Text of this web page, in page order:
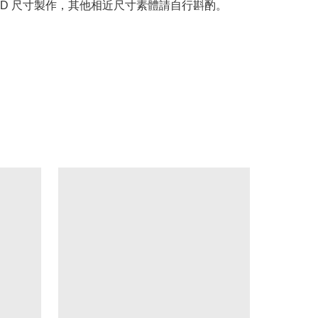
尺寸製作，其他相近尺寸素體請自行斟酌。